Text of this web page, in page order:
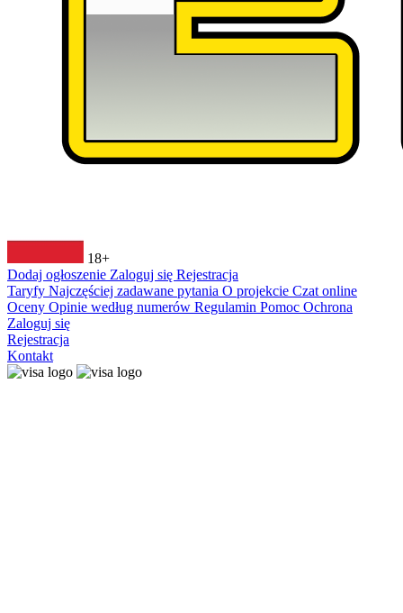
18+
Dodaj ogłoszenie Zaloguj się Rejestracja
Taryfy Najczęściej zadawane pytania O projekcie Czat online
Oceny Opinie według numerów Regulamin Pomoc Ochrona
Zaloguj się
Rejestracja
Kontakt